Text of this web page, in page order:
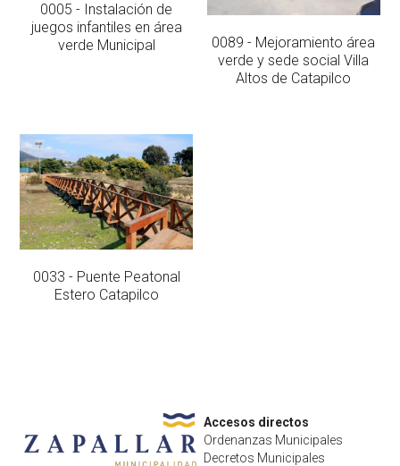
0005 - Instalación de
juegos infantiles en área
verde Municipal
0089 - Mejoramiento área
verde y sede social Villa
Altos de Catapilco
0033 - Puente Peatonal
Estero Catapilco
Accesos directos
Ordenanzas Municipales
Decretos Municipales